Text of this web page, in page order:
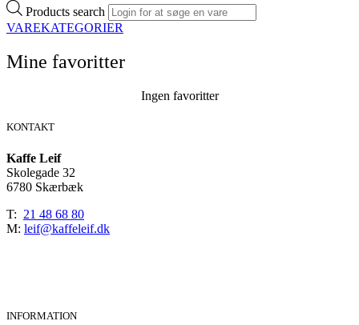
Products search
VAREKATEGORIER
Mine favoritter
Ingen favoritter
KONTAKT
Kaffe Leif
Skolegade 32
6780 Skærbæk
T: 21 48 68 80
M: leif@kaffeleif.dk
INFORMATION